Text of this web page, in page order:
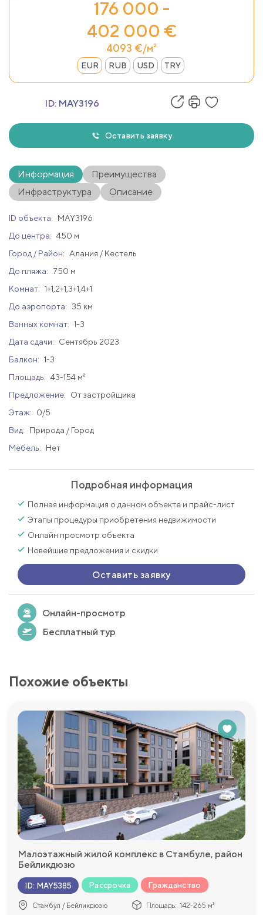
176 000 -
402 000 €
4093 €/м²
EUR RUB USD TRY
ID: MAY3196
Оставить заявку
Информация
Преимущества
Инфраструктура
Описание
ID объекта:
MAY3196
До центра: 450 м
Город / Район:
Алания / Кестель
До пляжа:
750 м
Комнат: 1+1,2+1,3+1,4+1
До аэропорта:
35 км
Ванных комнат: 1-3
Дата сдачи:
Сентябрь 2023
Балкон: 1-3
Площадь: 43-154 м²
Предложение:
От застройщика
Этаж:
0/5
Вид:
Природа / Город
Мебель:
Нет
Подробная информация
Полная информация о данном объекте и прайс-лист
Этапы процедуры приобретения недвижимости
Онлайн просмотр объекта
Новейшие предложения и скидки
Оставить заявку
Онлайн-просмотр
Бесплатный тур
Похожие объекты
Малоэтажный жилой комплекс в Стамбуле, район
Бейликдюзю
ID: MAY5385 Рассрочка Гражданство
Стамбул / Бейликдюзю Площадь: 142-265 м²